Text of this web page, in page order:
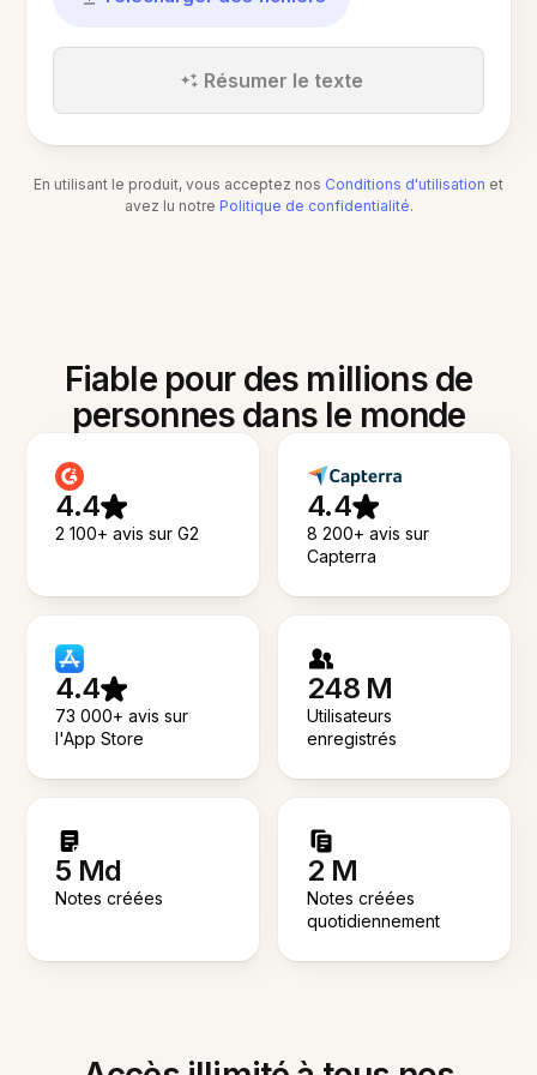
Résumer le texte
En utilisant le produit, vous acceptez nos Conditions d'utilisation et
avez lu notre Politique de confidentialité.
Fiable pour des millions de
personnes dans le monde
4.4
2 100+ avis sur G2
4.4
8 200+ avis sur
Capterra
4.4
73 000+ avis sur
l'App Store
248 M
Utilisateurs
enregistrés
5 Md
Notes créées
2 M
Notes créées
quotidiennement